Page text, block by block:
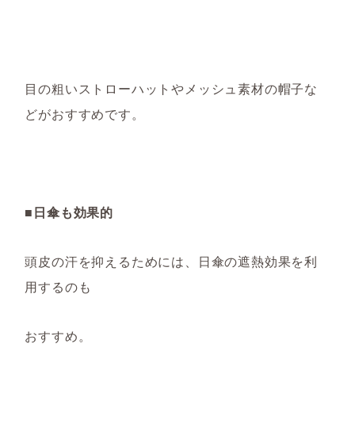
目の粗いストローハットやメッシュ素材の帽子な
どがおすすめです。
■日傘も効果的
頭皮の汗を抑えるためには、日傘の遮熱効果を利
用するのも
おすすめ。